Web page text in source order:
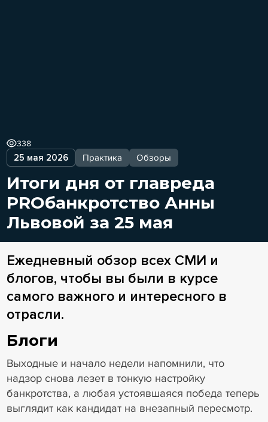
25 мая 2026 Практика Обзоры
338
Итоги дня от главреда
PROбанкротство Анны
Львовой за 25 мая
Ежедневный обзор всех СМИ и
блогов, чтобы вы были в курсе
самого важного и интересного в
отрасли.
Блоги
Выходные и начало недели напомнили, что
надзор снова лезет в тонкую настройку
банкротства, а любая устоявшаяся победа теперь
выглядит как кандидат на внезапный пересмотр.